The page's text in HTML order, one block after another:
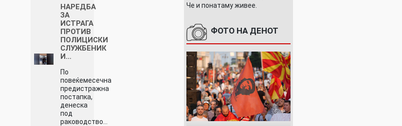
НАРЕДБА
ЗА
ИСТРАГА
ПРОТИВ
ПОЛИЦИСКИ
СЛУЖБЕНИК
И…
По
повеќемесечна
предистражна
постапка,
денеска
под
раководство…
Че и понатаму живее.
ФОТО НА ДЕНОТ